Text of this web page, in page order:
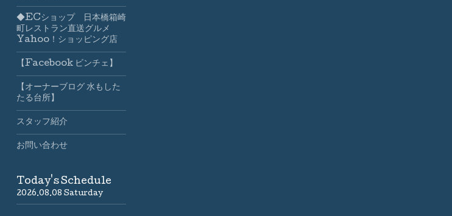
◆ECショップ 日本橋箱崎
町レストラン直送グルメ
Yahoo！ショッピング店
【Facebook ビンチェ】
【オーナーブログ 水もした
たる台所】
スタッフ紹介
お問い合わせ
Today's Schedule
2026.08.08 Saturday